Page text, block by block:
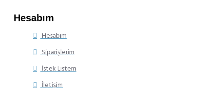
Hesabım
Hesabım
Siparişlerim
İstek Listem
İletişim